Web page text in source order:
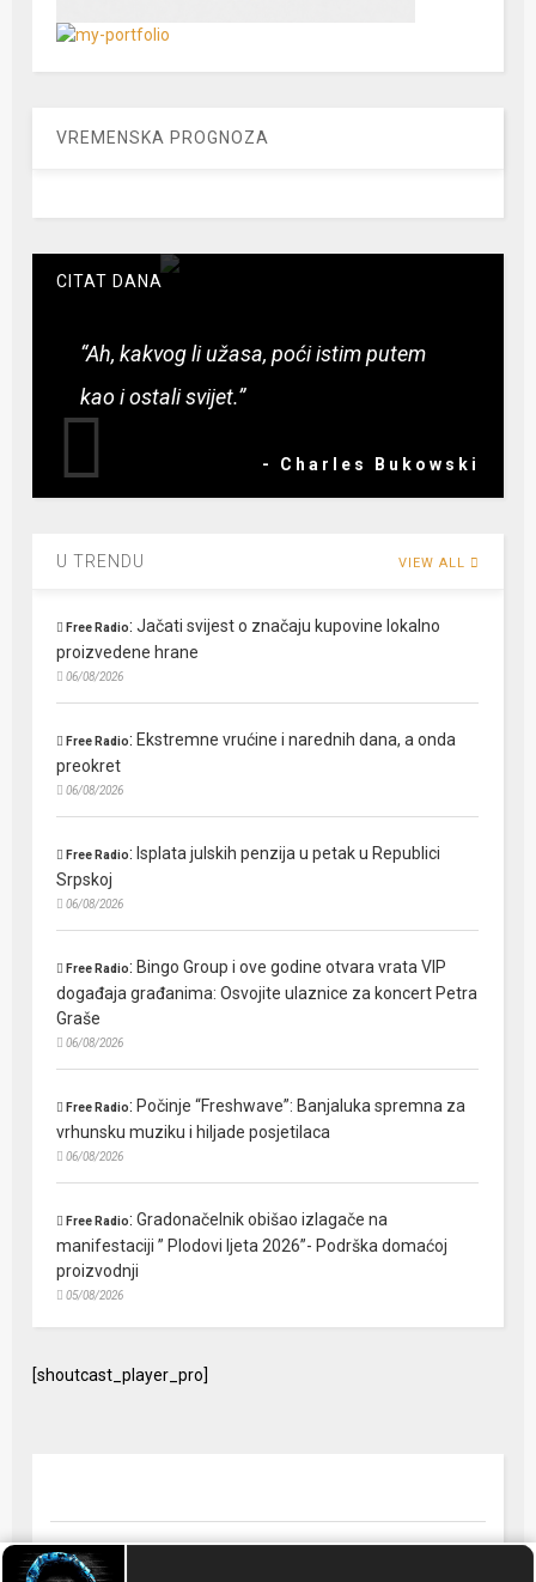
VREMENSKA PROGNOZA
CITAT DANA
“Ah, kakvog li užasa, poći istim putem
kao i ostali svijet.”
- Charles Bukowski
U TRENDU VIEW ALL
Free Radio:Jačati svijest o značaju kupovine lokalno
proizvedene hrane
06/08/2026
Free Radio: Ekstremne vrućine i narednih dana, a onda
preokret
06/08/2026
Free Radio: Isplata julskih penzija u petak u Republici
Srpskoj
06/08/2026
Free Radio: Bingo Group i ove godine otvara vrata VIP
događaja građanima: Osvojite ulaznice za koncert Petra
Graše
06/08/2026
Free Radio: Počinje “Freshwave”: Banjaluka spremna za
vrhunsku muziku i hiljade posjetilaca
06/08/2026
Free Radio:Gradonačelnik obišao izlagače na
manifestaciji ” Plodovi ljeta 2026”- Podrška domaćoj
proizvodnji
05/08/2026
[shoutcast_player_pro]